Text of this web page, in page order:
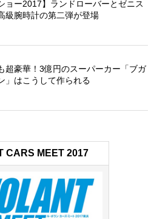
ョー2017】ランドローバーとゼニス
級腕時計の第二弾が登場
超豪華！3億円のスーパーカー「ブガ
」はこうして作られる
CARS MEET 2017